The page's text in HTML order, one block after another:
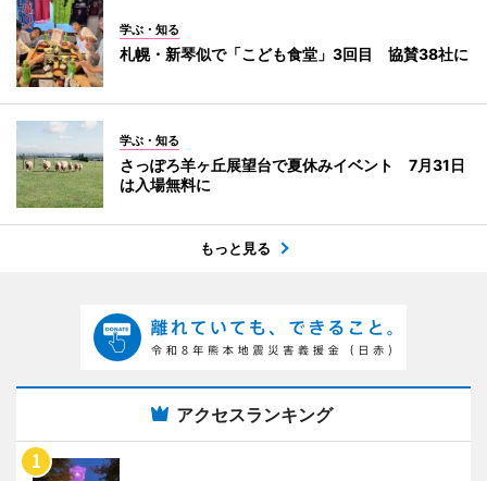
学ぶ・知る
札幌・新琴似で「こども食堂」3回目 協賛38社に
学ぶ・知る
さっぽろ羊ヶ丘展望台で夏休みイベント 7月31日
は入場無料に
もっと見る
アクセスランキング